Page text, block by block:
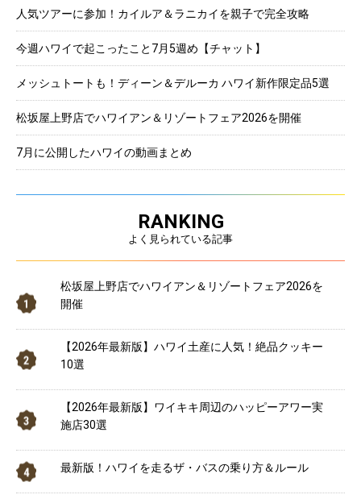
人気ツアーに参加！カイルア＆ラニカイを親子で完全攻略
今週ハワイで起こったこと7月5週め【チャット】
メッシュトートも！ディーン＆デルーカ ハワイ新作限定品5選
松坂屋上野店でハワイアン＆リゾートフェア2026を開催
7月に公開したハワイの動画まとめ
RANKING
よく見られている記事
松坂屋上野店でハワイアン＆リゾートフェア2026を
開催
【2026年最新版】ハワイ土産に人気！絶品クッキー
10選
【2026年最新版】ワイキキ周辺のハッピーアワー実
施店30選
最新版！ハワイを走るザ・バスの乗り方＆ルール